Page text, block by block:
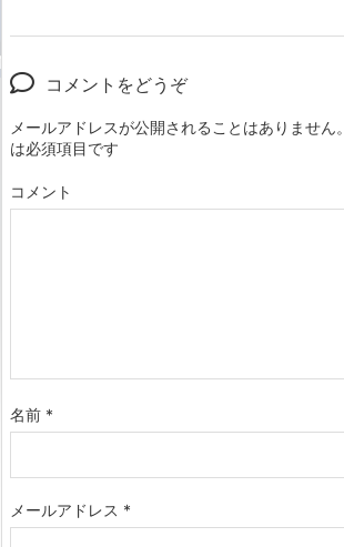
コメントをどうぞ
メールアドレスが公開されることはありません。
は必須項目です
コメント
名前 *
メールアドレス *